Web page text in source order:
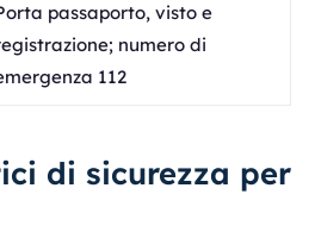
passaporto, visto e
numero di
112
di sicurezza per